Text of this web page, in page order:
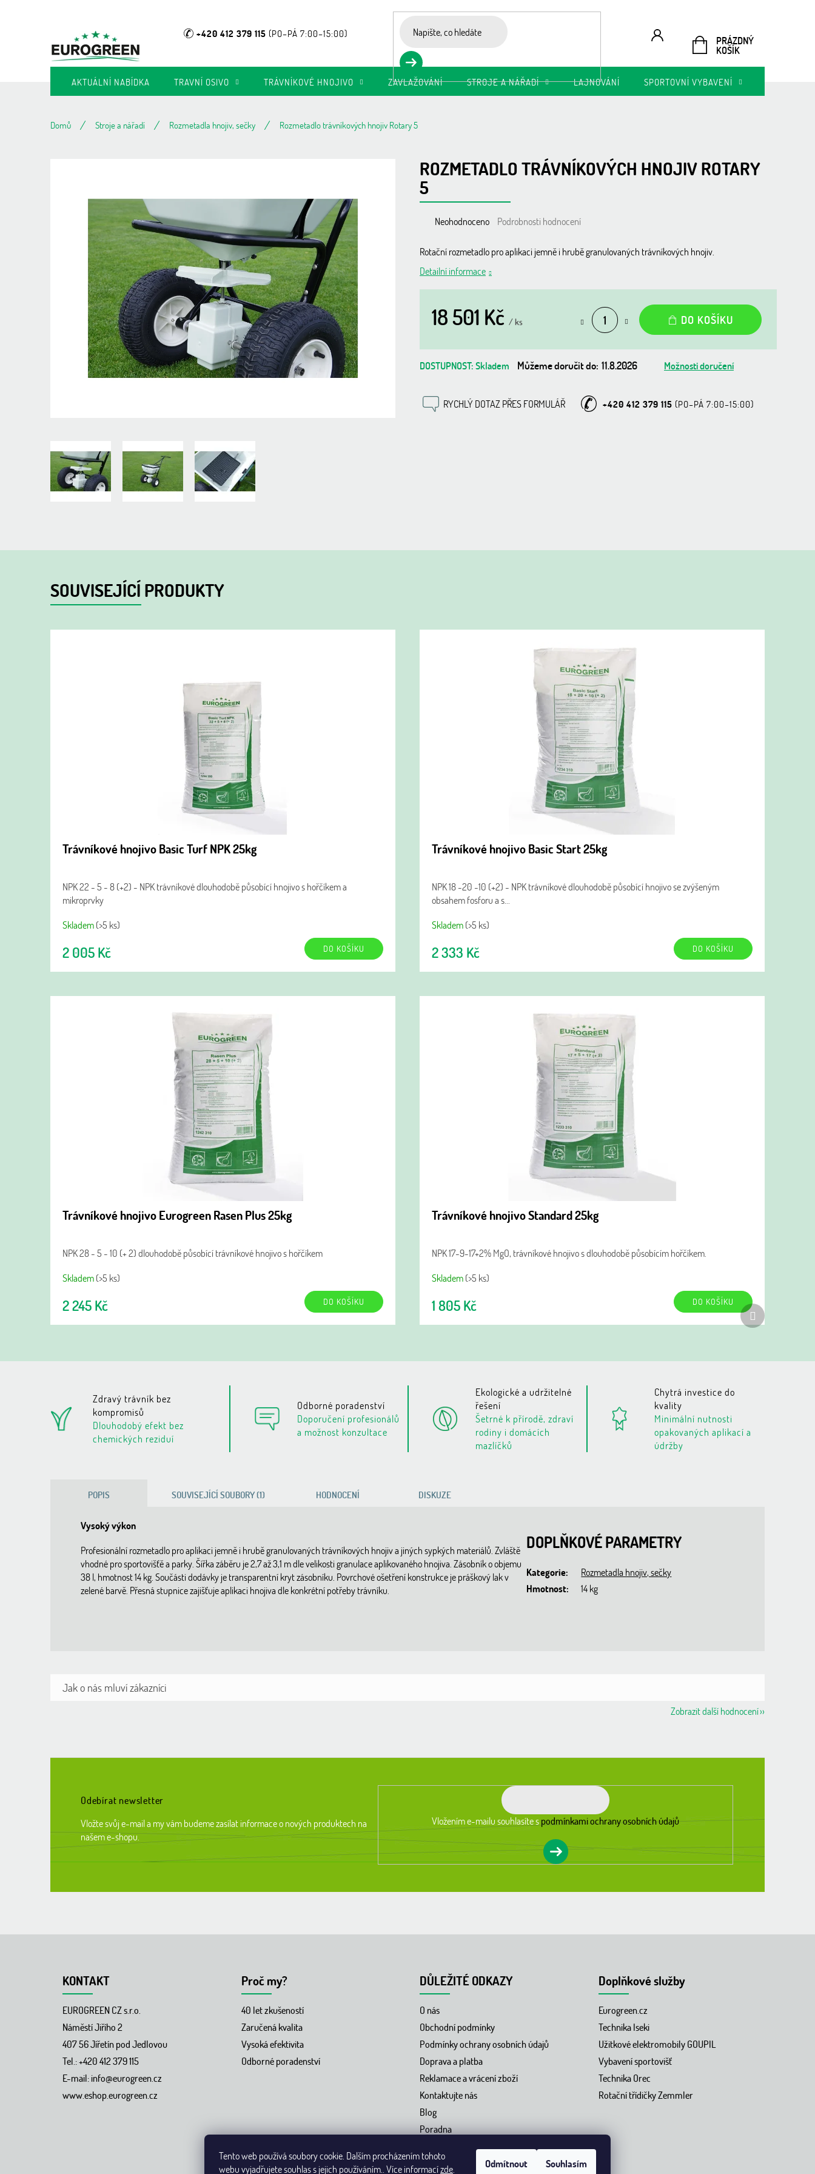
Tento web používá soubory cookie. Dalším procházením tohoto
webu vyjadřujete souhlas s jejich používáním.. Více informacízde Odmítnout Souhlasím
+420 412 379 115
NÁKUPNÍ
KOŠÍK
PRÁZDNÝ
KOŠÍK
AKTUÁLNÍ NABÍDKA TRAVNÍ OSIVO TRÁVNÍKOVÉ HNOJIVO ZAVLAŽOVÁNÍ STROJE A NÁŘADÍ LAJNOVÁNÍ SPORTOVNÍ VYBAVENÍ
Domů Stroje a nářadí Rozmetadla hnojiv, sečky Rozmetadlo trávníkových hnojiv Rotary 5
ROZMETADLO TRÁVNÍKOVÝCH HNOJIV ROTARY
5
Průměrné
produktu
0,0
z
hvězdiček.
Neohodnoceno Podrobnosti hodnocení
Rotační rozmetadlo pro aplikaci jemně i hrubě granulovaných trávníkových hnojiv.
Detailní informace
18 501 Kč / ks
cena:
DO KOŠÍKU
Skladem Můžeme doručit do: 11.8.2026 Možnosti doručení
RYCHLÝ DOTAZ PŘES FORMULÁŘ +420 412 379 115
SOUVISEJÍCÍ PRODUKTY
Trávníkové hnojivo Basic Turf NPK 25kg
NPK 22 - 5 - 8 (+2) - NPK trávníkové dlouhodobě působící hnojivo s hořčíkem a
mikroprvky
Skladem(>5 ks)
2 005 Kč DO KOŠÍKU
Trávníkové hnojivo Basic Start 25kg
NPK 18 -20 -10 (+2) - NPK trávníkové dlouhodobě působící hnojivo se zvýšeným
obsahem fosforu a s...
Skladem(>5 ks)
2 333 Kč DO KOŠÍKU
Trávníkové hnojivo Eurogreen Rasen Plus 25kg
NPK 28 - 5 - 10 (+ 2) dlouhodobě působící trávníkové hnojivo s hořčíkem
Skladem(>5 ks)
2 245 Kč DO KOŠÍKU
Trávníkové hnojivo Standard 25kg
NPK 17-9-17+2% MgO, trávníkové hnojivo s dlouhodobě působícím hořčíkem.
Skladem(>5 ks)
1 805 Kč DO KOŠÍKU
Zdravý trávník bez
kompromisů
Dlouhodobý efekt bez
chemických reziduí
Odborné poradenství
Doporučení profesionálů
a možnost konzultace
Ekologické a udržitelné
řešení
Šetrné k přírodě, zdraví
rodiny i domácích
mazlíčků
Chytrá investice do
kvality
Minimální nutnosti
opakovaných aplikací a
údržby
Další
produkt
POPIS SOUVISEJÍCÍ SOUBORY (1) HODNOCENÍ DISKUZE
Vysoký výkon
Profesionální rozmetadlo pro aplikaci jemně i hrubě granulovaných trávníkových hnojiv a jiných sypkých materiálů. Zvláště
vhodné pro sportovišťě a parky. Šířka záběru je 2,7 až 3,1 m dle velikosti granulace aplikovaného hnojiva. Zásobník o objemu
38 l, hmotnost 14 kg. Součásti dodávky je transparentní kryt zásobníku. Povrchové ošetření konstrukce je práškový lak v
zelené barvě. Přesná stupnice zajišťuje aplikaci hnojiva dle konkrétní potřeby trávníku.
DOPLŇKOVÉ PARAMETRY
Kategorie:
Rozmetadla hnojiv, sečky
Hmotnost: 14 kg
Zobrazit další hodnocení
Odebírat newsletter
Vložte svůj e-mail a my vám budeme zasílat informace o nových produktech na
našem e-shopu.
Vložením e-mailu souhlasíte spodmínkami ochrany osobních údajů
KONTAKT
EUROGREEN CZ s.r.o.
Náměstí Jiřího 2
407 56 Jířetín pod Jedlovou
Tel.: +420 412 379 115
E-mail:info@eurogreen.cz
www.eshop.eurogreen.cz
Proč my?
40 let zkušeností
Zaručená kvalita
Vysoká efektivita
Odborné poradenství
DŮLEŽITÉ ODKAZY
O nás
Obchodní podmínky
Podmínky ochrany osobních údajů
Doprava a platba
Reklamace a vrácení zboží
Kontaktujte nás
Blog
Poradna
Doplňkové služby
Eurogreen.cz
Technika Iseki
Užitkové elektromobily GOUPIL
Vybavení sportovišť
Technika Orec
Rotační třídičky Zemmler